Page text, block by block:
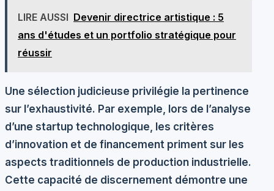
LIRE AUSSI Devenir directrice artistique : 5
ans d'études et un portfolio stratégique pour
réussir
Une sélection judicieuse privilégie la pertinence
sur l’exhaustivité. Par exemple, lors de l’analyse
d’une startup technologique, les critères
d’innovation et de financement priment sur les
aspects traditionnels de production industrielle.
Cette capacité de discernement démontre une